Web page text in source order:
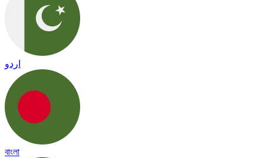
اردو
বাংলা